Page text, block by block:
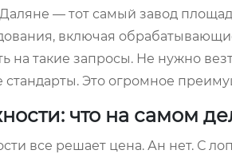
— тот самый завод
включая
на такие запросы. Не нужно
Это огромное
что на самом
все решает цена. Ан нет. С